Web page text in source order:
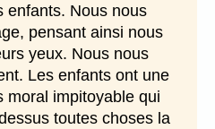
enfants. Nous nous
pensant ainsi nous
yeux. Nous nous
Les enfants ont une
moral impitoyable qui
toutes choses la